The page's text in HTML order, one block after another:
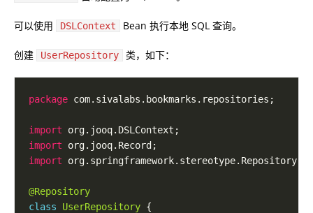
可以使用 DSLContext Bean 执行本地 SQL 查询。
创建 UserRepository 类，如下：
package
import
import
import
@Repository
class
UserRepository